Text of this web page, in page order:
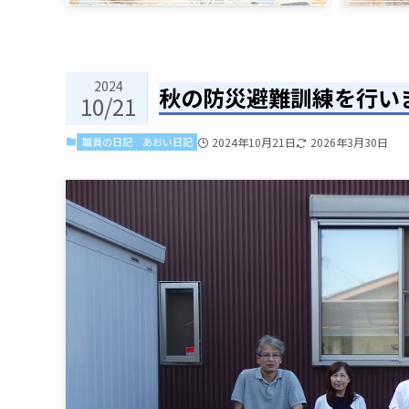
秋の防災避難訓練を行い
2024
10/21
職員の日記 あおい日記 2024年10月21日 2026年3月30日